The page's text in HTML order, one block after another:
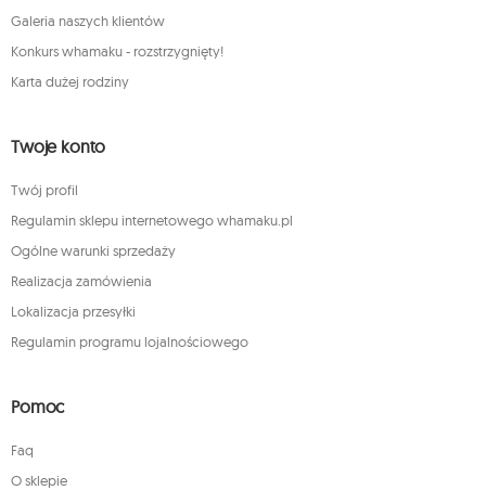
Galeria naszych klientów
Konkurs whamaku - rozstrzygnięty!
Karta dużej rodziny
Twoje konto
Twój profil
Regulamin sklepu internetowego whamaku.pl
Ogólne warunki sprzedaży
Realizacja zamówienia
Lokalizacja przesyłki
Regulamin programu lojalnościowego
Pomoc
Faq
O sklepie